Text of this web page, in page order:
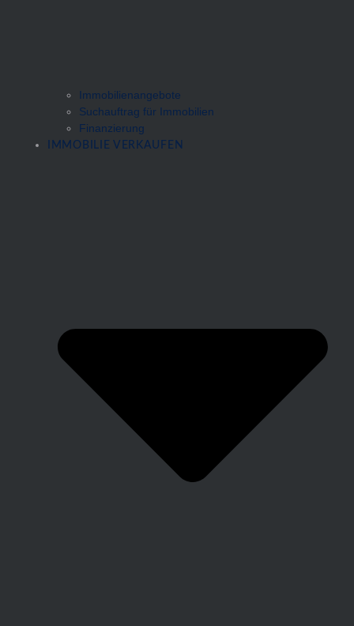
Immobilienangebote
Suchauftrag für Immobilien
Finanzierung
IMMOBILIE VERKAUFEN